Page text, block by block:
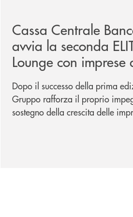
Cassa Centrale
avvia la seconda
Lounge con imprese
potenziale
Dopo il successo della prima
Gruppo rafforza il proprio
sostegno della crescita delle